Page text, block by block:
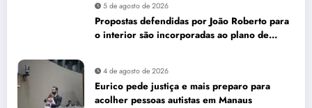
5 de agosto de 2026
Propostas defendidas por João Roberto para
o interior são incorporadas ao plano de
4 de agosto de 2026
Eurico pede justiça e mais preparo para
acolher pessoas autistas em Manaus